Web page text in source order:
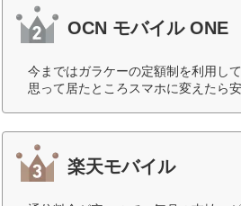
OCN モバイル ONE
今まではガラケーの定額制を利用し
思って居たところスマホに変えたら
楽天モバイル